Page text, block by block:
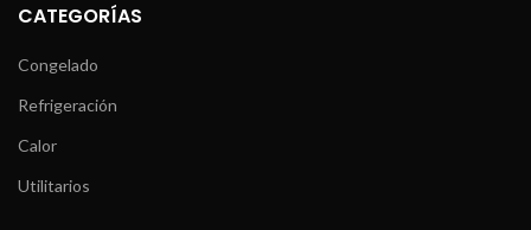
CATEGORÍAS
Congelado
Refrigeración
Calor
Utilitarios